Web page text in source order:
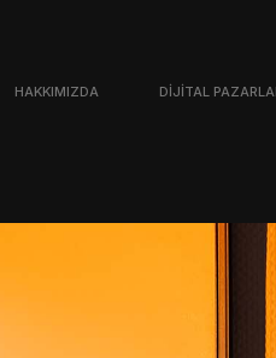
HAKKIMIZDA DIJITAL